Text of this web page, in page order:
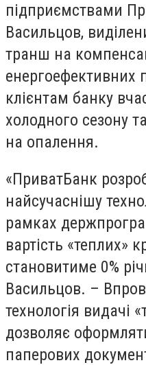
підприємствами
Васильцов,
транш на
енергоефективних
клієнтам банку
холодного сезону
на опалення.
«ПриватБанк
найсучаснішу
рамках
вартість «теплих»
становитиме 0%
Васильцов. –
технологія видачі
дозволяє
паперових